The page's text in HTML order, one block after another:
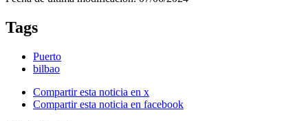
Tags
Puerto
bilbao
Compartir esta noticia en x
Compartir esta noticia en facebook